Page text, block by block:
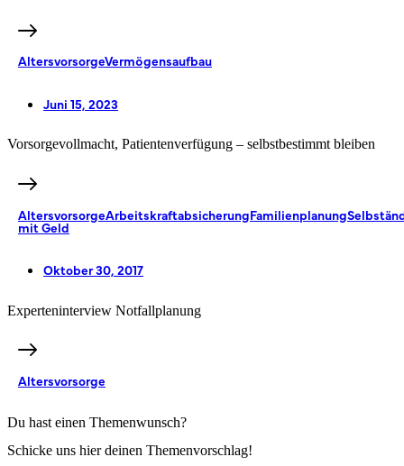
AltersvorsorgeVermögensaufbau
Juni 15, 2023
Vorsorgevollmacht, Patientenverfügung – selbstbestimmt bleiben
AltersvorsorgeArbeitskraftabsicherungFamilienplanung
mit Geld
Oktober 30, 2017
Experteninterview Notfallplanung
Altersvorsorge
Du hast einen Themenwunsch?
Schicke uns hier deinen Themenvorschlag!